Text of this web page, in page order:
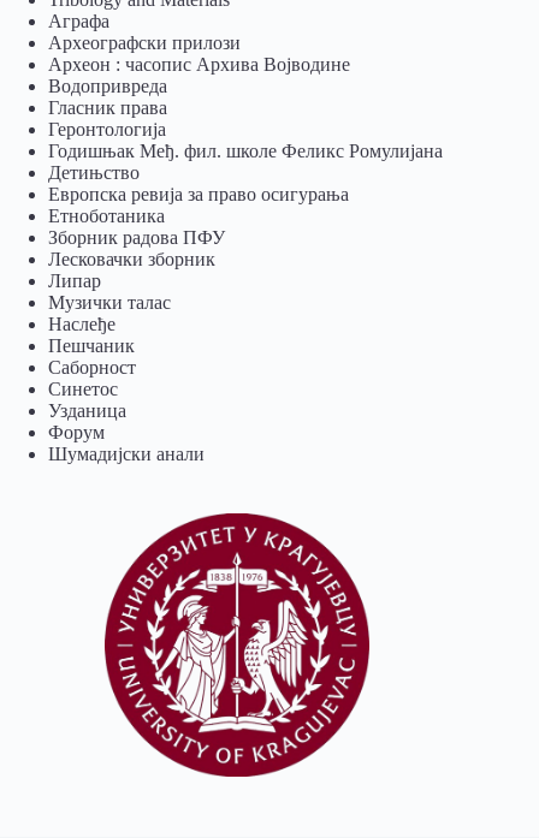
Аграфа
Археографски прилози
Археон : часопис Архива Војводине
Водопривреда
Гласник права
Геронтологија
Годишњак Међ. фил. школе Феликс Ромулијана
Детињство
Европска ревија за право осигурања
Eтноботаника
Зборник радова ПФУ
Лесковачки зборник
Липар
Музички талас
Наслеђе
Пешчаник
Саборност
Синетос
Узданица
Форум
Шумадијски анали